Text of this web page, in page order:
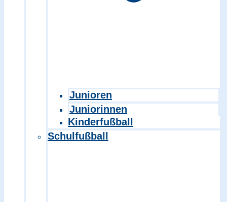
Junioren
Juniorinnen
Kinderfußball
Schulfußball